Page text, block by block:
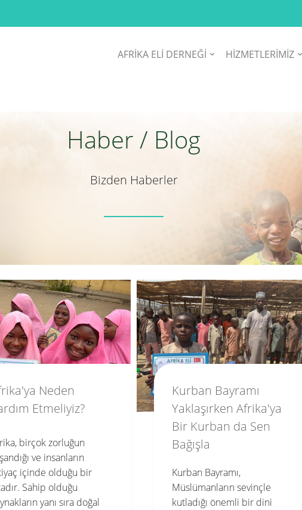
AFRİKA ELİ DERNEĞİ HİZMETLERİMİZ
Haber / Blog
Bizden Haberler
Bayramı
Afrika'ya
Bayramı,
sevinçle
önemli bir dini
Afrika'da İftar Yemeği
Organizasyonuyla
Mazlumlara Yardım Eli
Uzatılıyor
Ramazan ayı, yardımlaşma ve
dayanışma duygularının
yoğunlaştığı bir dönemdir.